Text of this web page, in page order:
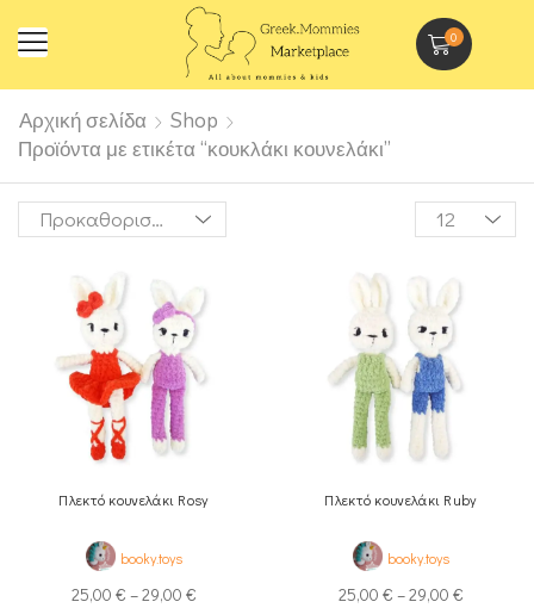
0
Αρχική σελίδα
Shop
Προϊόντα με ετικέτα “κουκλάκι κουνελάκι”
Πλεκτό κουνελάκι Rosy
booky.toys
25,00 € –29,00 €
Πλεκτό κουνελάκι Ruby
booky.toys
25,00 € –29,00 €